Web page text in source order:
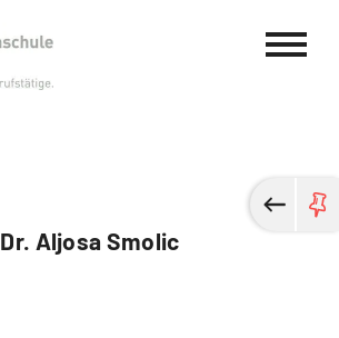
Kalaidos Fachhochschule Schweiz
Dr. Aljosa Smolic